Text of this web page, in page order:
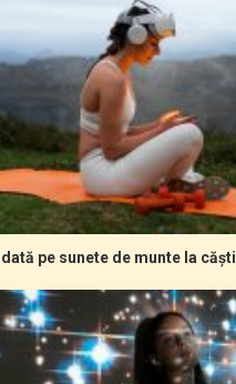
pe sunete de munte la căști